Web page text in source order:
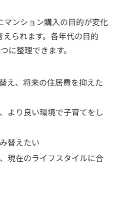
マンション購入の目的が変化
られます。各年代の目的
に整理できます。
え、将来の住居費を抑えた
より良い環境で子育てをし
替えたい
現在のライフスタイルに合